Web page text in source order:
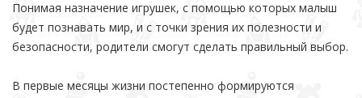
Понимая назначение игрушек, с помощью которых малыш
будет познавать мир, и с точки зрения их полезности и
безопасности, родители смогут сделать правильный выбор.
В первые месяцы жизни постепенно формируются